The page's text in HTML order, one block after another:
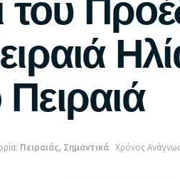
Πειραιάς, Σημαντικά Χρόνος